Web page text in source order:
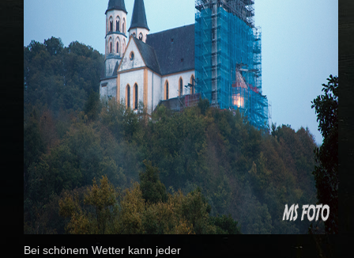
Bei schönem Wetter kann jeder